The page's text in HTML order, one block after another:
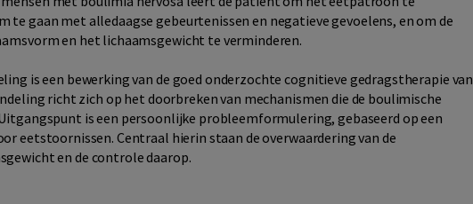
te gaan met alledaagse gebeurtenissen en negatieve gevoelens, en om de
en het lichaamsgewicht te verminderen.
is een bewerking van de goed onderzochte cognitieve gedragstherapie van
richt zich op het doorbreken van mechanismen die de boulimische
is een persoonlijke probleemformulering, gebaseerd op een
eetstoornissen. Centraal hierin staan de overwaardering van de
en de controle daarop.